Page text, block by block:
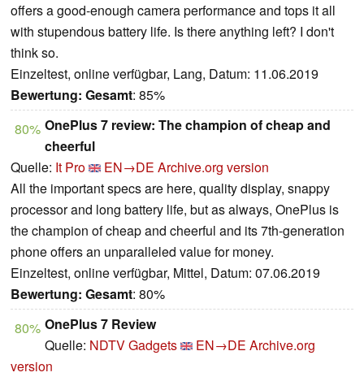
offers a good-enough camera performance and tops it all
with stupendous battery life. Is there anything left? I don't
think so.
Einzeltest, online verfügbar, Lang, Datum: 11.06.2019
Bewertung: Gesamt: 85%
80% OnePlus 7 review: The champion of cheap and
cheerful
Quelle: It Pro EN→DE Archive.org version
All the important specs are here, quality display, snappy
processor and long battery life, but as always, OnePlus is
the champion of cheap and cheerful and its 7th-generation
phone offers an unparalleled value for money.
Einzeltest, online verfügbar, Mittel, Datum: 07.06.2019
Bewertung: Gesamt: 80%
80% OnePlus 7 Review
Quelle: NDTV Gadgets EN→DE Archive.org
version